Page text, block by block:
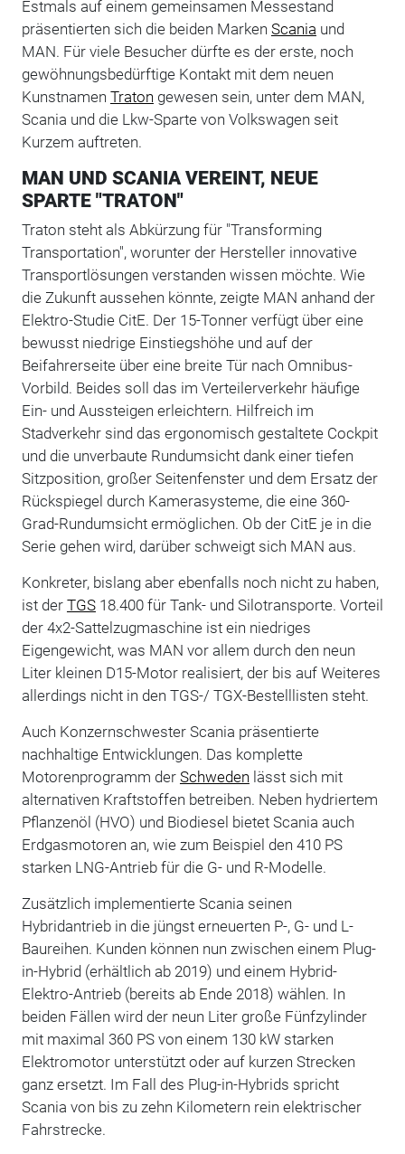
Estmals auf einem gemeinsamen Messestand
präsentierten sich die beiden Marken Scania und
MAN. Für viele Besucher dürfte es der erste, noch
gewöhnungsbedürftige Kontakt mit dem neuen
Kunstnamen Traton gewesen sein, unter dem MAN,
Scania und die Lkw-Sparte von Volkswagen seit
Kurzem auftreten.
MAN UND SCANIA VEREINT, NEUE
SPARTE "TRATON"
Traton steht als Abkürzung für "Transforming
Transportation", worunter der Hersteller innovative
Transportlösungen verstanden wissen möchte. Wie
die Zukunft aussehen könnte, zeigte MAN anhand der
Elektro-Studie CitE. Der 15-Tonner verfügt über eine
bewusst niedrige Einstiegshöhe und auf der
Beifahrerseite über eine breite Tür nach Omnibus-
Vorbild. Beides soll das im Verteilerverkehr häufige
Ein- und Aussteigen erleichtern. Hilfreich im
Stadverkehr sind das ergonomisch gestaltete Cockpit
und die unverbaute Rundumsicht dank einer tiefen
Sitzposition, großer Seitenfenster und dem Ersatz der
Rückspiegel durch Kamerasysteme, die eine 360-
Grad-Rundumsicht ermöglichen. Ob der CitE je in die
Serie gehen wird, darüber schweigt sich MAN aus.
Konkreter, bislang aber ebenfalls noch nicht zu haben,
ist der TGS18.400 für Tank- und Silotransporte. Vorteil
der 4x2-Sattelzugmaschine ist ein niedriges
Eigengewicht, was MAN vor allem durch den neun
Liter kleinen D15-Motor realisiert, der bis auf Weiteres
allerdings nicht in den TGS-/ TGX-Bestelllisten steht.
Auch Konzernschwester Scania präsentierte
nachhaltige Entwicklungen. Das komplette
Motorenprogramm der Schweden lässt sich mit
alternativen Kraftstoffen betreiben. Neben hydriertem
Pflanzenöl (HVO) und Biodiesel bietet Scania auch
Erdgasmotoren an, wie zum Beispiel den 410 PS
starken LNG-Antrieb für die G- und R-Modelle.
Zusätzlich implementierte Scania seinen
Hybridantrieb in die jüngst erneuerten P-, G- und L-
Baureihen. Kunden können nun zwischen einem Plug-
in-Hybrid (erhältlich ab 2019) und einem Hybrid-
Elektro-Antrieb (bereits ab Ende 2018) wählen. In
beiden Fällen wird der neun Liter große Fünfzylinder
mit maximal 360 PS von einem 130 kW starken
Elektromotor unterstützt oder auf kurzen Strecken
ganz ersetzt. Im Fall des Plug-in-Hybrids spricht
Scania von bis zu zehn Kilometern rein elektrischer
Fahrstrecke.